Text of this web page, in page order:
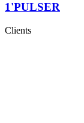
1'PULSER
Clients